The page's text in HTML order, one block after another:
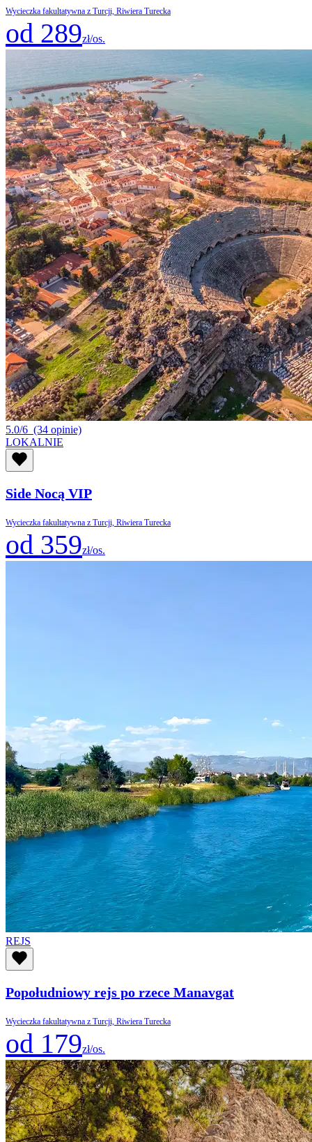
Wycieczka fakultatywna z Turcji, Riwiera Turecka
od 289zł/os.
5.0/6 (34 opinie)
LOKALNIE
Side Nocą VIP
Wycieczka fakultatywna z Turcji, Riwiera Turecka
od 359zł/os.
REJS
Popołudniowy rejs po rzece Manavgat
Wycieczka fakultatywna z Turcji, Riwiera Turecka
od 179zł/os.